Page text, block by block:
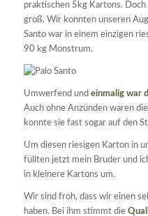
praktischen 5kg Kartons.
groß. Wir konnten unseren
Santo war in einem einzigen
90 kg Monstrum.
Umwerfend und einmalig war
Auch ohne Anzünden waren
konnte sie fast sogar auf den
Um diesen riesigen Karton in
füllten jetzt mein Bruder und
in kleinere Kartons um.
Wir sind froh, dass wir einen
haben. Bei ihm stimmt die